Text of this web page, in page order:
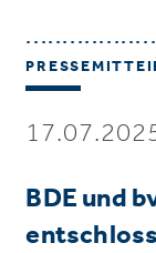
BDE und